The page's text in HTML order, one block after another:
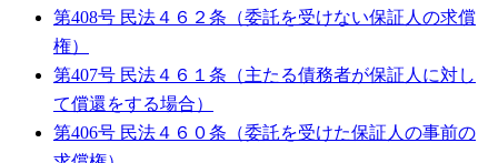
第408号 民法４６２条（委託を受けない保証人の求償
権）
第407号 民法４６１条（主たる債務者が保証人に対し
て償還をする場合）
第406号 民法４６０条（委託を受けた保証人の事前の